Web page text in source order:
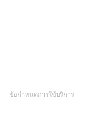
ข้อกำหนดการใช้บริการ(Open